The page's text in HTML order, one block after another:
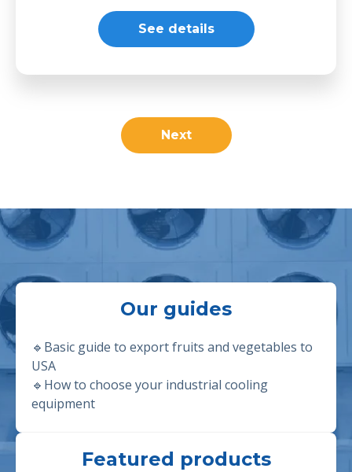
See details
Next
Our guides
🔹Basic guide to export fruits and vegetables to
USA
🔹 How to choose your industrial cooling
equipment
Featured products